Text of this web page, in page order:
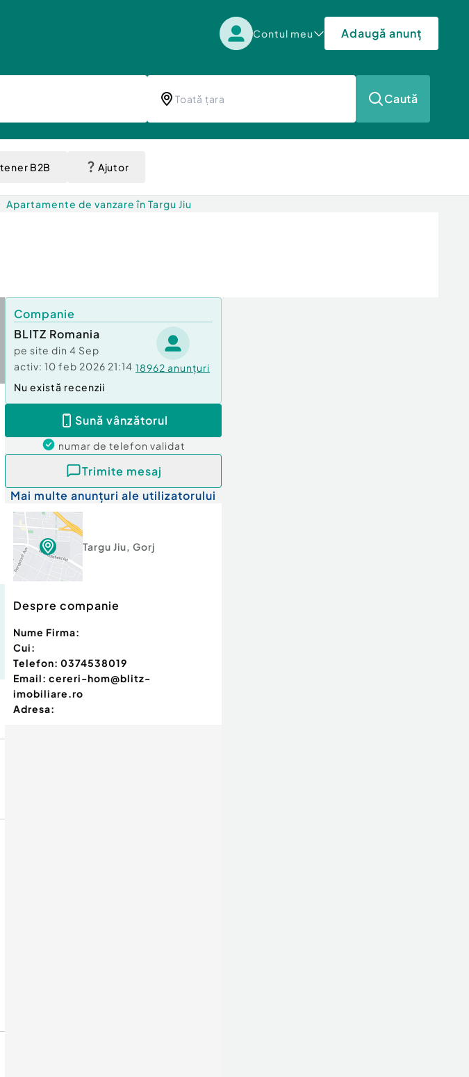
Contul meu Adaugă anunț
Caută
B2B Ajutor
Apartamente de vanzare în Targu Jiu
Companie
BLITZ Romania
pe site din 4 Sep
activ: 10 feb 2026 21:14 18962 anunțuri
Nu există recenzii
Sună vânzătorul
numar de telefon validat
Trimite mesaj
Mai multe anunțuri ale utilizatorului
Targu Jiu, Gorj
Despre companie
Nume Firma:
Cui:
Telefon: 0374538019
Email: cereri-hom@blitz-
imobiliare.ro
Adresa: